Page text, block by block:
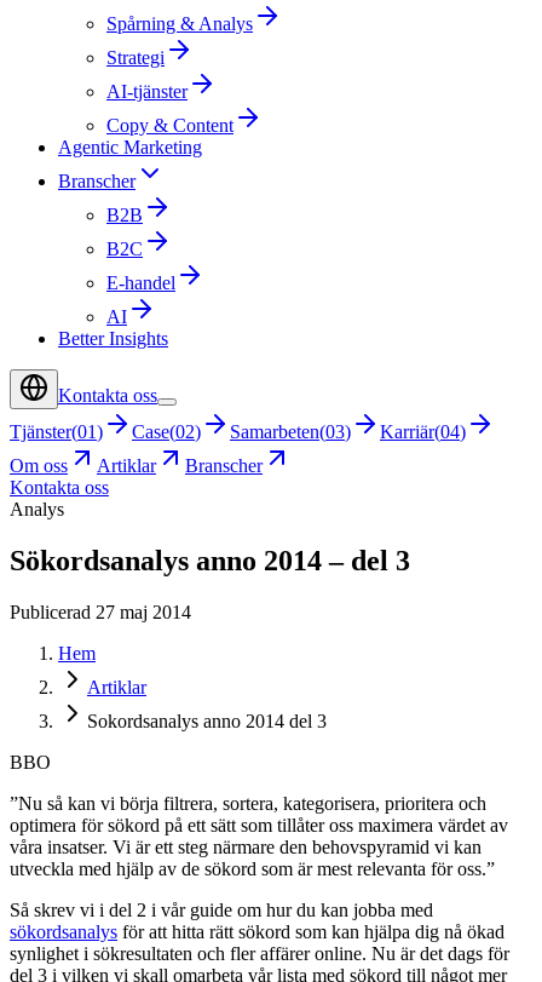
Spårning & Analys
Strategi
AI-tjänster
Copy & Content
Agentic Marketing
Branscher
B2B
B2C
E-handel
AI
Better Insights
Kontakta oss
Tjänster(01) Case(02) Samarbeten(03) Karriär(04)
Om oss
Artiklar
Branscher
Kontakta oss
Analys
Sökordsanalys anno 2014 – del 3
Publicerad 27 maj 2014
Hem
Artiklar
Sokordsanalys anno 2014 del 3
BBO
”Nu så kan vi börja filtrera, sortera, kategorisera, prioritera och
optimera för sökord på ett sätt som tillåter oss maximera värdet av
våra insatser. Vi är ett steg närmare den behovspyramid vi kan
utveckla med hjälp av de sökord som är mest relevanta för oss.”
Så skrev vi i del 2 i vår guide om hur du kan jobba med
sökordsanalys för att hitta rätt sökord som kan hjälpa dig nå ökad
synlighet i sökresultaten och fler affärer online. Nu är det dags för
del 3 i vilken vi skall omarbeta vår lista med sökord till något mer